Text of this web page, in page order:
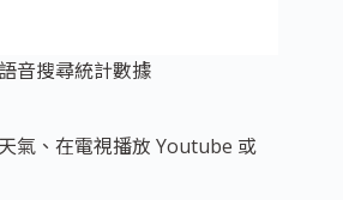
音搜尋統計數據
氣、在電視播放 Youtube 或